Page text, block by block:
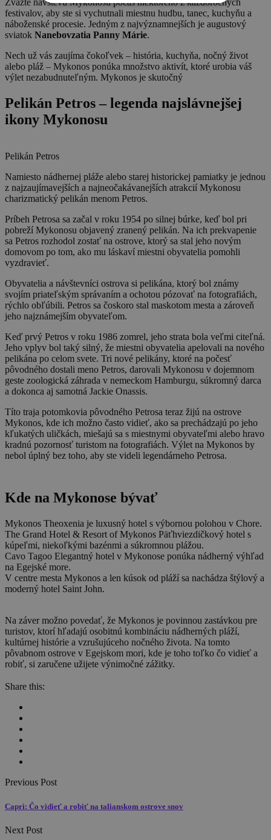
Zvážte návštevu Mykonosu počas niektorého z každoročných
festivalov, aby ste si vychutnali miestnu hudbu, tanec, kuchyňu a
náboženské procesie. Jedným z najvýznamnejších je augustový
sviatok Nanebovzatia Panny Márie.
Nech už vás zaujíma čokoľvek – história, kuchyňa, nočný život
alebo pláž – Mykonos ponúka množstvo aktivít, ktoré urobia váš
výlet nezabudnuteľným. Mykonos je skutočný
Pelikán Petros – legenda najslávnejšej
ikony Mykonosu
Pelikán Petros
Namiesto nádhernej pláže alebo starej historickej pamiatky je jednou
z najzaujímavejších a najneočakávanejších atrakcií Mykonosu
charizmatický pelikán menom Petros.
Príbeh Petrosa sa začal v roku 1954 po silnej búrke, keď bol pri
pobreží Mykonosu objavený zranený pelikán. Na ich prekvapenie
sa Petros rozhodol zostať na ostrove, ktorý sa stal jeho novým
domovom po tom, ako mu láskaví miestni obyvatelia pomohli
vyzdravieť.
Obyvatelia a návštevníci ostrova si pelikána, ktorý bol známy
svojím priateľským správaním a ochotou pózovať na fotografiách,
rýchlo obľúbili. Petros sa čoskoro stal maskotom mesta a zároveň
jeho najznámejším obyvateľom.
Keď prvý Petros v roku 1986 zomrel, jeho strata bola veľmi citeľná.
Jeho vplyv bol taký silný, že miestni obyvatelia apelovali na nového
pelikána po celom svete. Tri nové pelikány, ktoré na počesť
pôvodného dostali meno Petros, darovali Mykonosu v dojemnom
geste zoologická záhrada v nemeckom Hamburgu, súkromný darca
a dokonca aj samotná Jackie Onassis.
Títo traja potomkovia pôvodného Petrosa teraz žijú na ostrove
Mykonos, kde ich možno často vidieť, ako sa prechádzajú po jeho
kľukatých uličkách, miešajú sa s miestnymi obyvateľmi alebo hravo
kradnú pozornosť turistom na fotografiách. Výlet na Mykonos by
nebol úplný bez toho, aby ste videli legendárneho Petrosa.
Kde na Mykonose bývať
Mykonos Theoxenia je luxusný hotel s výbornou polohou v Chore.
The Grand Hotel & Resort of Mykonos Päťhviezdičkový hotel s
kúpeľmi, niekoľkými bazénmi a súkromnou plážou.
Cavo Tagoo Elegantný hotel v Mykonose ponúka nádherný výhľad
na Egejské more.
V centre mesta Mykonos a len kúsok od pláží sa nachádza štýlový a
moderný hotel Saint John.
Na záver možno povedať, že Mykonos je povinnou zastávkou pre
turistov, ktorí hľadajú osobitnú kombináciu nádherných pláží,
kultúrnej histórie a vzrušujúceho nočného života. Na tomto
pôvabnom ostrove v Egejskom mori, kde je toho toľko čo vidieť a
robiť, si zaručene užijete výnimočné zážitky.
Share this:
Previous Post
Capri: Čo vidieť a robiť na talianskom ostrove snov
Next Post